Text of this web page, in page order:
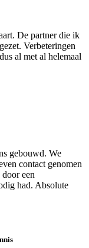
De partner die ik
Verbeteringen
al met al helemaal
gebouwd. We
contact genomen
een
had. Absolute